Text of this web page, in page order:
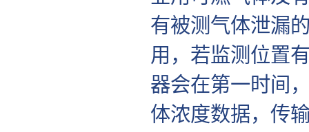
有被测气体泄漏
用，若监测位置
器会在第一时间
体浓度数据，传